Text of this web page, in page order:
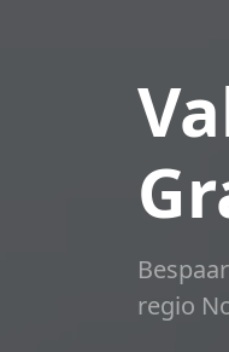
regio